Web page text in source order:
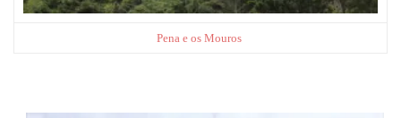
Pena e os Mouros